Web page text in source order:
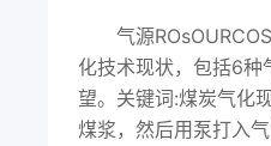
气源
化技术现状，包括6种
望。关键词:煤炭气化
煤浆，然后用泵打入